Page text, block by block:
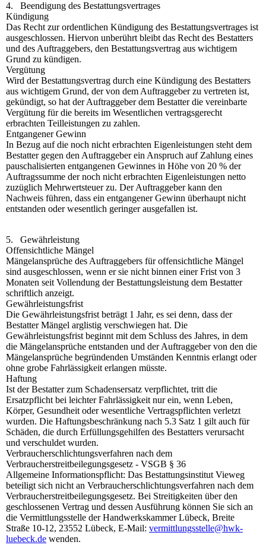
4. Beendigung des Bestattungsvertrages
Kündigung
Das Recht zur ordentlichen Kündigung des Bestattungsvertrages ist
ausgeschlossen. Hiervon unberührt bleibt das Recht des Bestatters
und des Auftraggebers, den Bestattungsvertrag aus wichtigem
Grund zu kündigen.
Vergütung
Wird der Bestattungsvertrag durch eine Kündigung des Bestatters
aus wichtigem Grund, der von dem Auftraggeber zu vertreten ist,
gekündigt, so hat der Auftraggeber dem Bestatter die vereinbarte
Vergütung für die bereits im Wesentlichen vertragsgerecht
erbrachten Teilleistungen zu zahlen.
Entgangener Gewinn
In Bezug auf die noch nicht erbrachten Eigenleistungen steht dem
Bestatter gegen den Auftraggeber ein Anspruch auf Zahlung eines
pauschalisierten entgangenen Gewinnes in Höhe von 20 % der
Auftragssumme der noch nicht erbrachten Eigenleistungen netto
zuzüglich Mehrwertsteuer zu. Der Auftraggeber kann den
Nachweis führen, dass ein entgangener Gewinn überhaupt nicht
entstanden oder wesentlich geringer ausgefallen ist.
5. Gewährleistung
Offensichtliche Mängel
Mängelansprüche des Auftraggebers für offensichtliche Mängel
sind ausgeschlossen, wenn er sie nicht binnen einer Frist von 3
Monaten seit Vollendung der Bestattungsleistung dem Bestatter
schriftlich anzeigt.
Gewährleistungsfrist
Die Gewährleistungsfrist beträgt 1 Jahr, es sei denn, dass der
Bestatter Mängel arglistig verschwiegen hat. Die
Gewährleistungsfrist beginnt mit dem Schluss des Jahres, in dem
die Mängelansprüche entstanden und der Auftraggeber von den die
Mängelansprüche begründenden Umständen Kenntnis erlangt oder
ohne grobe Fahrlässigkeit erlangen müsste.
Haftung
Ist der Bestatter zum Schadensersatz verpflichtet, tritt die
Ersatzpflicht bei leichter Fahrlässigkeit nur ein, wenn Leben,
Körper, Gesundheit oder wesentliche Vertragspflichten verletzt
wurden. Die Haftungsbeschränkung nach 5.3 Satz 1 gilt auch für
Schäden, die durch Erfüllungsgehilfen des Bestatters verursacht
und verschuldet wurden.
Verbraucherschlichtungsverfahren nach dem
Verbraucherstreitbeilegungsgesetz - VSGB § 36
Allgemeine Informationspflicht: Das Bestattungsinstitut Vieweg
beteiligt sich nicht an Verbraucherschlichtungsverfahren nach dem
Verbraucherstreitbeilegungsgesetz. Bei Streitigkeiten über den
geschlossenen Vertrag und dessen Ausführung können Sie sich an
die Vermittlungsstelle der Handwerkskammer Lübeck, Breite
Straße 10-12, 23552 Lübeck, E-Mail: vermittlungsstelle@hwk-
luebeck.de wenden.